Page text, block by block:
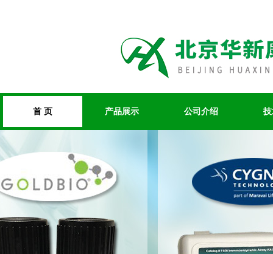
首 页 产品展示 公司介绍